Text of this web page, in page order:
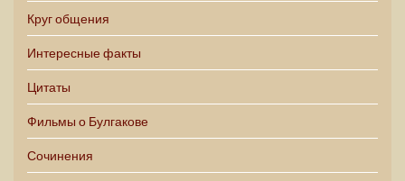
Круг общения
Интересные факты
Цитаты
Фильмы о Булгакове
Сочинения